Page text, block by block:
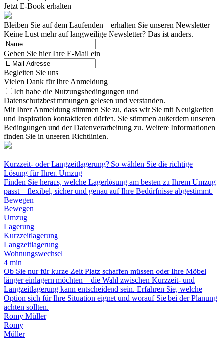
Jetzt E-Book erhalten
Bleiben Sie auf dem Laufenden – erhalten Sie unseren Newsletter
Keine Lust mehr auf langweilige Newsletter? Das ist anders.
Geben Sie hier Ihre E-Mail ein
Begleiten Sie uns
Vielen Dank für Ihre Anmeldung
Ich habe die Nutzungsbedingungen und
Datenschutzbestimmungen gelesen und verstanden.
Mit Ihrer Anmeldung stimmen Sie zu, dass wir Sie mit Neuigkeiten
und Inspiration kontaktieren dürfen. Sie stimmen außerdem unseren
Bedingungen und der Datenverarbeitung zu. Weitere Informationen
finden Sie in unseren Richtlinien.
Kurzzeit- oder Langzeitlagerung? So wählen Sie die richtige
Lösung für Ihren Umzug
Finden Sie heraus, welche Lagerlösung am besten zu Ihrem Umzug
passt – flexibel, sicher und genau auf Ihre Bedürfnisse abgestimmt.
Bewegen
Bewegen
Umzug
Lagerung
Kurzzeitlagerung
Langzeitlagerung
Wohnungswechsel
4 min
Ob Sie nur für kurze Zeit Platz schaffen müssen oder Ihre Möbel
länger einlagern möchten – die Wahl zwischen Kurzzeit- und
Langzeitlagerung kann entscheidend sein. Erfahren Sie, welche
Option sich für Ihre Situation eignet und worauf Sie bei der Planung
achten sollten.
Romy Müller
Romy
Müller